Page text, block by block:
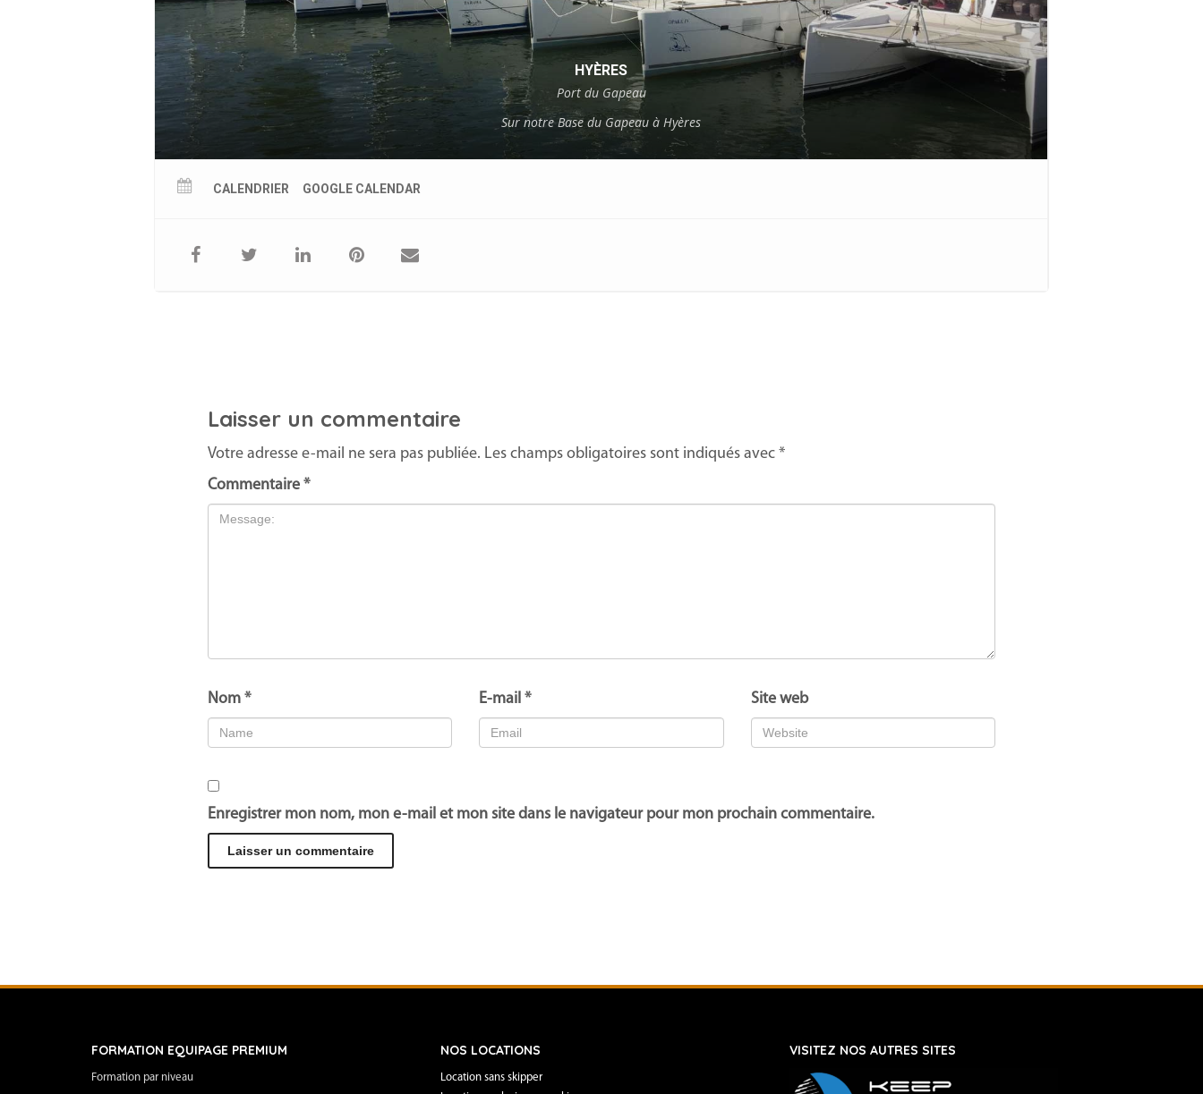
HYÈRES
Port du Gapeau
Sur notre Base du Gapeau à Hyères
CALENDRIER GOOGLE CALENDAR
Laisser un commentaire
Votre adresse e-mail ne sera pas publiée. Les champs obligatoires sont indiqués avec *
Commentaire *
Nom * E-mail* Site web
Enregistrer mon nom, mon e-mail et mon site dans le navigateur pour mon prochain commentaire.
FORMATION EQUIPAGE PREMIUM
Formation par niveau
NOS LOCATIONS
Location sans skipper
VISITEZ NOS AUTRES SITES